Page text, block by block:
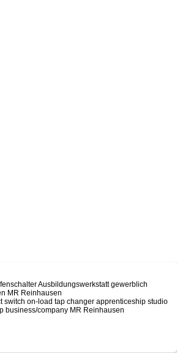
Ausbildungswerkstatt gewerblich
MR Reinhausen
on-load tap changer apprenticeship studio
business/company MR Reinhausen